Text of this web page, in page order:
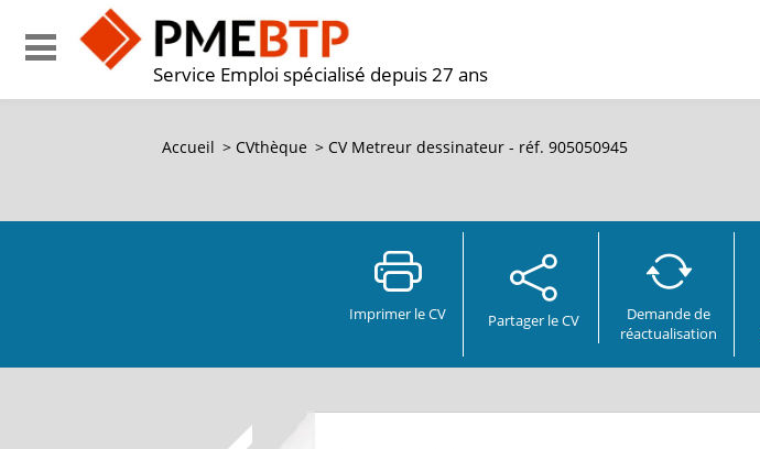
Service Emploi spécialisé depuis 27 ans
Accueil > CVthèque > CV Metreur dessinateur - réf. 905050945
Imprimer le CV Partager le CV
Demande de
réactualisation